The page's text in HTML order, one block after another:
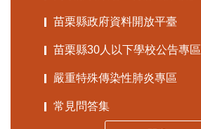
苗栗縣政府資料開放平臺
苗栗縣30人以下學校公告專區
嚴重特殊傳染性肺炎專區
常見問答集